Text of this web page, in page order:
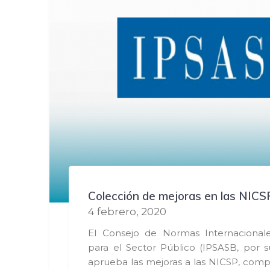
Colección de mejoras en las
4 febrero, 2020
El Consejo de Normas
para el Sector Público (IPSASB, por
aprueba las mejoras a las NICSP,